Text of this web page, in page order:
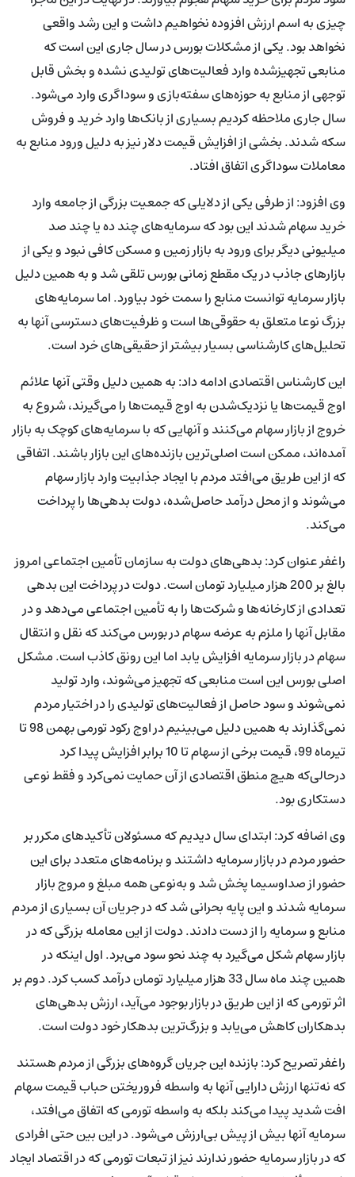
چیزی به اسم ارزش افزوده نخواهیم داشت و این رشد واقعی
نخواهد بود. یکی از مشکلات بورس در سال جاری این است که
منابعی تجهیزشده وارد فعالیت‌های تولیدی نشده و بخش قابل
توجهی از منابع به حوزه‌های سفته‌بازی و سوداگری وارد می‌شود.
سال جاری ملاحظه کردیم بسیاری از بانک‌ها وارد خرید و فروش
سکه شدند. بخشی از افزایش قیمت دلار نیز به ‌دلیل ورود منابع به
معاملات سوداگری اتفاق افتاد.
وی افزود: از طرفی یکی از دلایلی که جمعیت بزرگی از جامعه وارد
خرید سهام شدند این بود که سرمایه‌های چند ده یا چند صد
میلیونی دیگر برای ورود به بازار زمین و مسکن کافی نبود و یکی از
بازارهای جاذب در یک مقطع زمانی بورس تلقی شد و به‌ همین ‌دلیل
بازار سرمایه توانست منابع را سمت خود بیاورد. اما سرمایه‌های
بزرگ نوعا متعلق به حقوقی‌ها است و ظرفیت‌های دسترسی‌ آنها به
تحلیل‌های کارشناسی بسیار بیشتر از حقیقی‌های خرد است.
این کارشناس اقتصادی ادامه داد: به ‌همین ‌دلیل وقتی آنها علائم
اوج قیمت‌ها یا نزدیک‌شدن به اوج قیمت‌ها را می‌گیرند، شروع به
خروج از بازار سهام می‌کنند و آنهایی که با سرمایه‌های کوچک به بازار
آمده‌اند، ممکن است اصلی‌ترین بازنده‌های این بازار باشند. اتفاقی
که از این طریق می‌افتد مردم با ایجاد جذابیت وارد بازار سهام
می‌شوند و از محل درآمد حاصل‌شده، دولت بدهی‌ها را پرداخت
می‌کند.
راغفر عنوان کرد: بدهی‌های دولت به سازمان تأمین اجتماعی امروز
بالغ بر 200 هزار میلیارد تومان است. دولت در پرداخت این بدهی
تعدادی از کارخانه‌ها و شرکت‌ها را به تأمین اجتماعی می‌دهد و در
مقابل آنها را ملزم به عرضه سهام در بورس می‌کند که نقل و انتقال
سهام در بازار سرمایه افزایش یابد اما این رونق کاذب است. مشکل
اصلی بورس این است منابعی که تجهیز می‌شوند، وارد تولید
نمی‌شوند و سود حاصل از فعالیت‌های تولیدی را در اختیار مردم
نمی‌گذارند به‌ همین‌ دلیل می‌بینیم در اوج رکود تورمی بهمن 98 تا
تیرماه 99، قیمت برخی از سهام تا 10 برابر افزایش پیدا کرد
درحالی‌که هیچ منطق اقتصادی از آن حمایت نمی‌کرد و فقط نوعی
دستکاری بود.
وی اضافه کرد: ابتدای سال دیدیم که مسئولان تأکیدهای مکرر بر
حضور مردم در بازار سرمایه داشتند و برنامه‌های متعدد برای این
حضور از صدا‌و‌سیما پخش شد و به‌نوعی همه مبلغ و مروج بازار
سرمایه شدند و این پایه بحرانی شد که در جریان آن بسیاری از مردم
منابع و سرمایه‌ را از دست دادند. دولت از این معامله بزرگی که در
بازار سهام شکل می‌گیرد به چند نحو سود می‌برد. اول اینکه در
همین چند ماه سال 33 هزار میلیارد تومان درآمد کسب کرد. دوم بر
اثر تورمی که از این طریق در بازار بوجود می‌آید، ارزش بدهی‌های
بدهکاران کاهش می‌یابد و بزرگ‌ترین بدهکار خود دولت است.
راغفر تصریح کرد: بازنده این جریان گروه‌های بزرگی از مردم هستند
که نه‌تنها ارزش دارایی آنها به‌ واسطه فروریختن حباب قیمت سهام
افت شدید پیدا می‌کند بلکه به ‌واسطه تورمی که اتفاق می‌افتد،
سرمایه آنها بیش از پیش بی‌ارزش می‌شود. در این بین حتی افرادی
که در بازار سرمایه حضور ندارند نیز از تبعات تورمی که در اقتصاد ایجاد